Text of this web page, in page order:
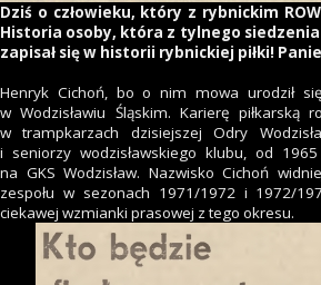
Dziś o człowieku, który z rybnickim
Historia osoby, która z tylnego
zapisał się w historii rybnickiej piłki!
Henryk Cichoń, bo o nim mowa urodził
w Wodzisławiu Śląskim. Karierę piłkarską
w trampkarzach dzisiejszej Odry
i seniorzy wodzisławskiego klubu, od
na GKS Wodzisław. Nazwisko Cichoń
zespołu w sezonach 1971/1972 i 1972/
ciekawej wzmianki prasowej z tego okresu.